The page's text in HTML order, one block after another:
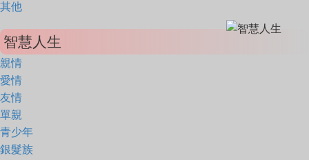
其他
智慧人生
親情
愛情
友情
單親
青少年
銀髮族